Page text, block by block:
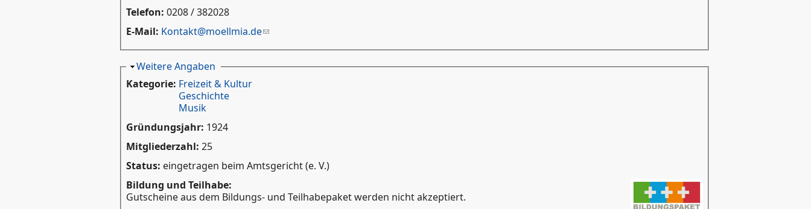
Telefon: 0208 / 382028
E-Mail: Kontakt@moellmia.de
Ausblenden
Weitere Angaben
Kategorie: Freizeit & Kultur
Geschichte
Musik
Gründungsjahr: 1924
Mitgliederzahl: 25
Status: eingetragen beim Amtsgericht (e. V.)
Bildung und Teilhabe:
Gutscheine aus dem Bildungs- und Teilhabepaket werden nicht akzeptiert.